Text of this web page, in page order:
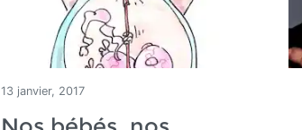
13 janvier, 2017